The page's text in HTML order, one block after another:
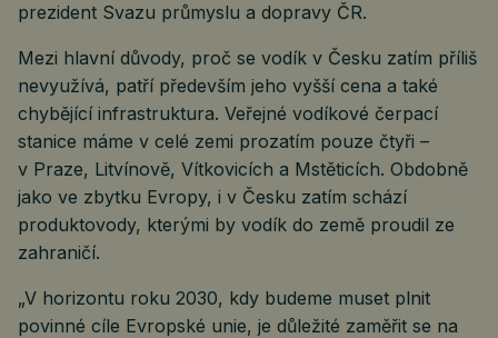
prezident Svazu průmyslu a dopravy ČR.
Mezi hlavní důvody, proč se vodík v Česku zatím příliš
nevyužívá, patří především jeho vyšší cena a také
chybějící infrastruktura. Veřejné vodíkové čerpací
stanice máme v celé zemi prozatím pouze čtyři –
v Praze, Litvínově, Vítkovicích a Mstěticích. Obdobně
jako ve zbytku Evropy, i v Česku zatím schází
produktovody, kterými by vodík do země proudil ze
zahraničí.
„V horizontu roku 2030, kdy budeme muset plnit
povinné cíle Evropské unie, je důležité zaměřit se na